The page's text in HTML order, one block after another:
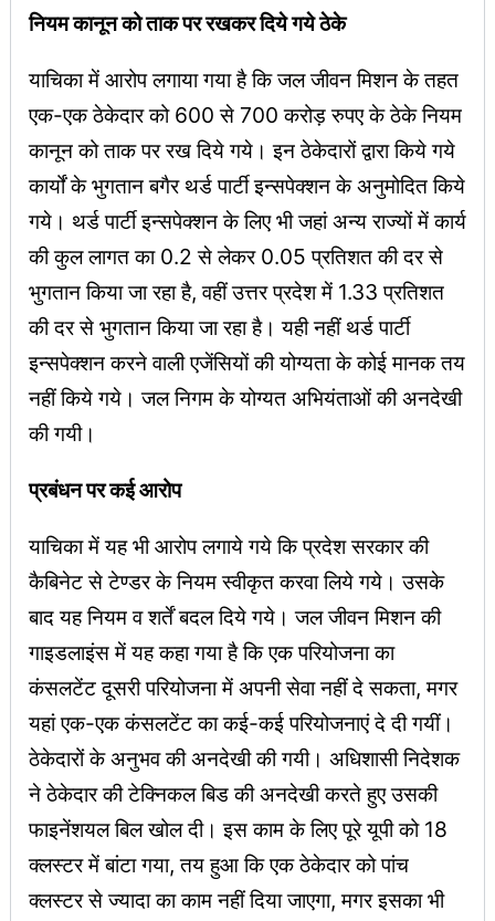
नियम कानून को ताक पर रखकर दिये गये ठेके
याचिका में आरोप लगाया गया है कि जल जीवन मिशन के तहत
एक-एक ठेकेदार को 600 से 700 करोड़ रुपए के ठेके नियम
कानून को ताक पर रख दिये गये। इन ठेकेदारों द्वारा किये गये
कार्यों के भुगतान बगैर थर्ड पार्टी इन्सपेक्शन के अनुमोदित किये
गये। थर्ड पार्टी इन्सपेक्शन के लिए भी जहां अन्य राज्यों में कार्य
की कुल लागत का 0.2 से लेकर 0.05 प्रतिशत की दर से
भुगतान किया जा रहा है, वहीं उत्तर प्रदेश में 1.33 प्रतिशत
की दर से भुगतान किया जा रहा है। यही नहीं थर्ड पार्टी
इन्सपेक्शन करने वाली एजेंसियों की योग्यता के कोई मानक तय
नहीं किये गये। जल निगम के योग्यत अभियंताओं की अनदेखी
की गयी।
प्रबंधन पर कई आरोप
याचिका में यह भी आरोप लगाये गये कि प्रदेश सरकार की
कैबिनेट से टेण्डर के नियम स्वीकृत करवा लिये गये। उसके
बाद यह नियम व शर्तें बदल दिये गये। जल जीवन मिशन की
गाइडलाइंस में यह कहा गया है कि एक परियोजना का
कंसलटेंट दूसरी परियोजना में अपनी सेवा नहीं दे सकता, मगर
यहां एक-एक कंसलटेंट का कई-कई परियोजनाएं दे दी गयीं।
ठेकेदारों के अनुभव की अनदेखी की गयी। अधिशासी निदेशक
ने ठेकेदार की टेक्निकल बिड की अनदेखी करते हुए उसकी
फाइनेंशयल बिल खोल दी। इस काम के लिए पूरे यूपी को 18
क्लस्टर में बांटा गया, तय हुआ कि एक ठेकेदार को पांच
क्लस्टर से ज्यादा का काम नहीं दिया जाएगा, मगर इसका भी